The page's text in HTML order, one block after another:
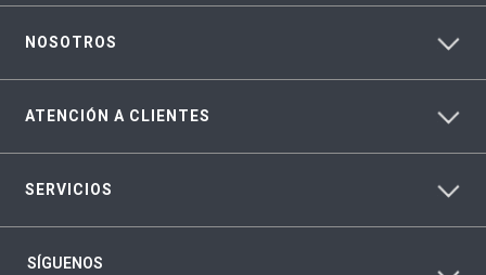
NOSOTROS
ATENCIÓN A CLIENTES
SERVICIOS
SÍGUENOS